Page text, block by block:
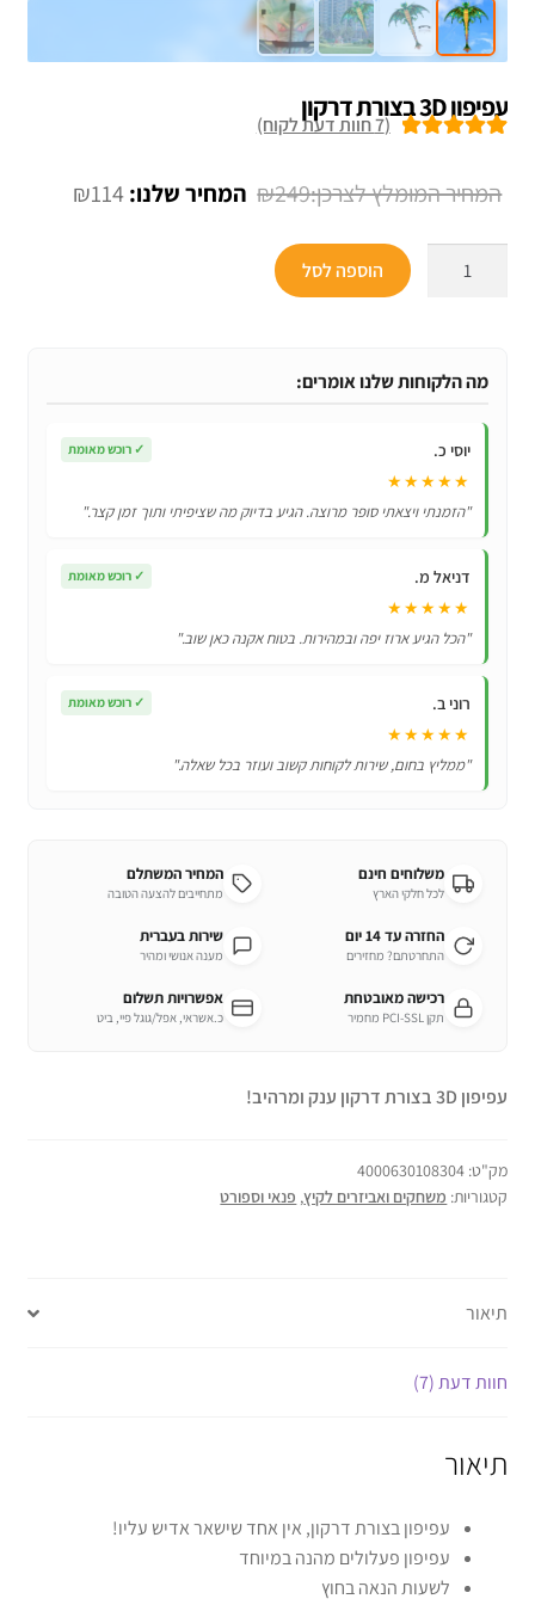
עפיפון 3D בצורת דרקון
לקוחות
(
7חוות דעת לקוח)
₪249
המחיר
₪114 המחיר
בצורת
הוספה לסל
מה הלקוחות שלנו אומרים:
יוסי כ. ✓ רוכש מאומת
★★★★★
"הזמנתי ויצאתי סופר מרוצה. הגיע בדיוק מה שציפיתי ותוך זמן קצר."
דניאל מ. ✓ רוכש מאומת
★★★★★
"הכל הגיע ארוז יפה ובמהירות. בטוח אקנה כאן שוב."
רוני ב. ✓ רוכש מאומת
★★★★★
"ממליץ בחום, שירות לקוחות קשוב ועוזר בכל שאלה."
משלוחים חינם
לכל חלקי הארץ
המחיר המשתלם
מתחייבים להצעה הטובה
החזרה עד 14 יום
התחרטתם? מחזירים
שירות בעברית
מענה אנושי ומהיר
רכישה מאובטחת
תקן PCI-SSL מחמיר
אפשרויות תשלום
כ.אשראי, אפל/גוגל פיי, ביט
עפיפון 3D בצורת דרקון ענק ומרהיב!
מק"ט: 4000630108304
קטגוריות: משחקים ואביזרים לקיץ, פנאי וספורט
תיאור
חוות דעת (7)
תיאור
עפיפון בצורת דרקון, אין אחד שישאר אדיש עליו!
עפיפון פעלולים מהנה במיוחד
לשעות הנאה בחוץ